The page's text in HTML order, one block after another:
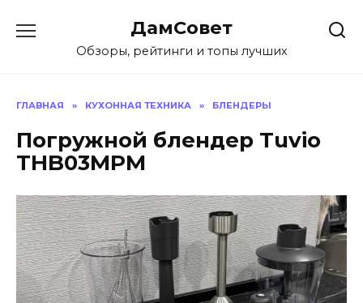
содержанию
ДамСовет
Обзоры, рейтинги и топы лучших
ГЛАВНАЯ » КУХОННАЯ ТЕХНИКА » БЛЕНДЕРЫ
Погружной блендер Tuvio
THB03MPM